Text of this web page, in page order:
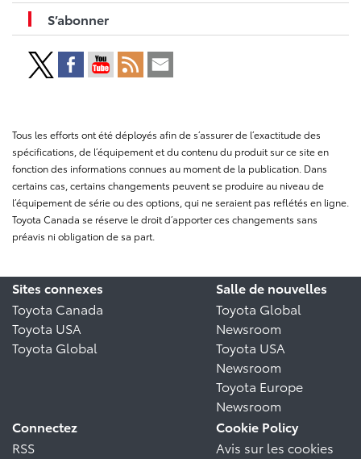
S’abonner
Tous les efforts ont été déployés afin de s’assurer de l’exactitude des
spécifications, de l’équipement et du contenu du produit sur ce site en
fonction des informations connues au moment de la publication. Dans
certains cas, certains changements peuvent se produire au niveau de
l’équipement de série ou des options, qui ne seraient pas reflétés en ligne.
Toyota Canada se réserve le droit d’apporter ces changements sans
préavis ni obligation de sa part.
Sites connexes
Toyota Canada
Toyota USA
Toyota Global
Salle de nouvelles
Toyota Global
Newsroom
Toyota USA
Newsroom
Toyota Europe
Newsroom
Connectez
RSS
Cookie Policy
Avis sur les cookies